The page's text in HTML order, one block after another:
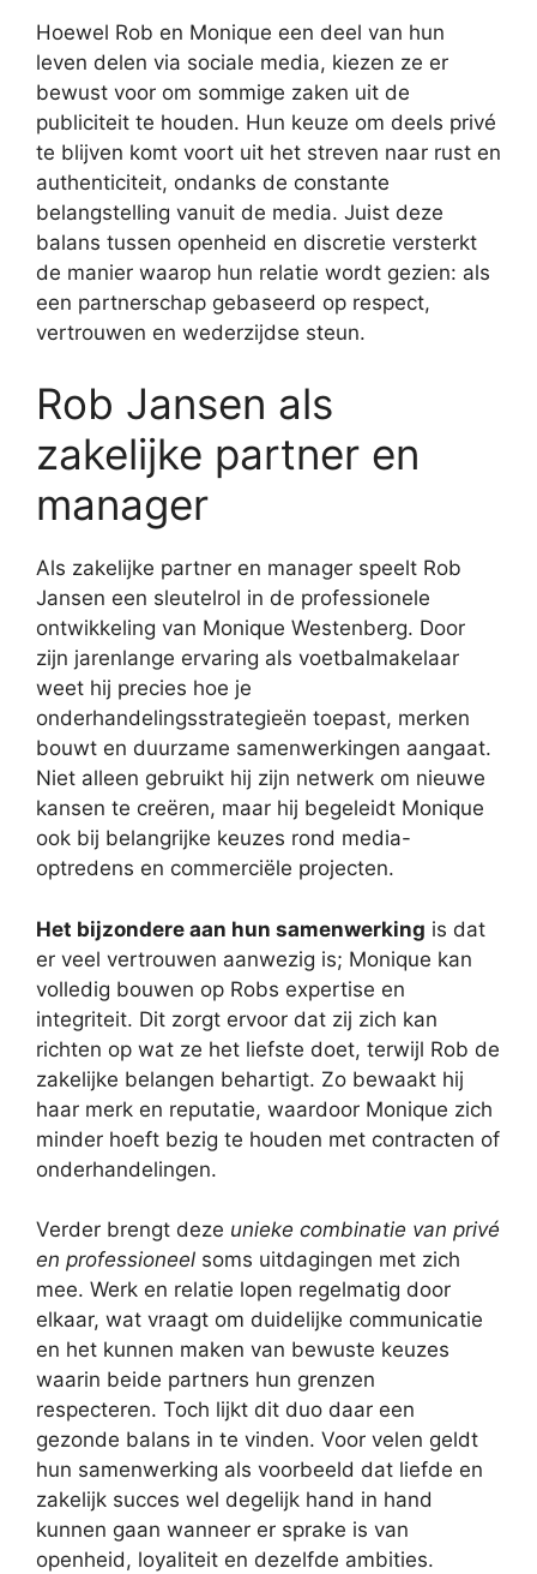
Hoewel Rob en Monique een deel van hun
leven delen via sociale media, kiezen ze er
bewust voor om sommige zaken uit de
publiciteit te houden. Hun keuze om deels privé
te blijven komt voort uit het streven naar rust en
authenticiteit, ondanks de constante
belangstelling vanuit de media. Juist deze
balans tussen openheid en discretie versterkt
de manier waarop hun relatie wordt gezien: als
een partnerschap gebaseerd op respect,
vertrouwen en wederzijdse steun.
Rob Jansen als
zakelijke partner en
manager
Als zakelijke partner en manager speelt Rob
Jansen een sleutelrol in de professionele
ontwikkeling van Monique Westenberg. Door
zijn jarenlange ervaring als voetbalmakelaar
weet hij precies hoe je
onderhandelingsstrategieën toepast, merken
bouwt en duurzame samenwerkingen aangaat.
Niet alleen gebruikt hij zijn netwerk om nieuwe
kansen te creëren, maar hij begeleidt Monique
ook bij belangrijke keuzes rond media-
optredens en commerciële projecten.
Het bijzondere aan hun samenwerking is dat
er veel vertrouwen aanwezig is; Monique kan
volledig bouwen op Robs expertise en
integriteit. Dit zorgt ervoor dat zij zich kan
richten op wat ze het liefste doet, terwijl Rob de
zakelijke belangen behartigt. Zo bewaakt hij
haar merk en reputatie, waardoor Monique zich
minder hoeft bezig te houden met contracten of
onderhandelingen.
Verder brengt deze unieke combinatie van privé
en professioneel soms uitdagingen met zich
mee. Werk en relatie lopen regelmatig door
elkaar, wat vraagt om duidelijke communicatie
en het kunnen maken van bewuste keuzes
waarin beide partners hun grenzen
respecteren. Toch lijkt dit duo daar een
gezonde balans in te vinden. Voor velen geldt
hun samenwerking als voorbeeld dat liefde en
zakelijk succes wel degelijk hand in hand
kunnen gaan wanneer er sprake is van
openheid, loyaliteit en dezelfde ambities.